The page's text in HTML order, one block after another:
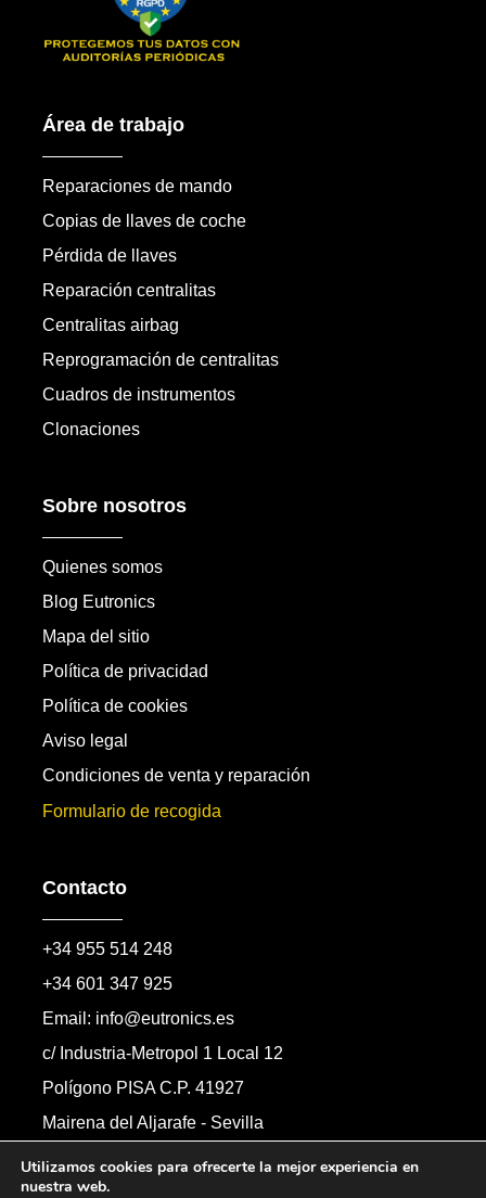
Área de trabajo
Reparaciones de mando
Copias de llaves de coche
Pérdida de llaves
Reparación centralitas
Centralitas airbag
Reprogramación de centralitas
Cuadros de instrumentos
Clonaciones
Sobre nosotros
Quienes somos
Blog Eutronics
Mapa del sitio
Política de privacidad
Política de cookies
Aviso legal
Condiciones de venta y reparación
Formulario de recogida
Contacto
+34 955 514 248
+34 601 347 925
Email: info@eutronics.es
c/ Industria-Metropol 1 Local 12
Polígono PISA C.P. 41927
Mairena del Aljarafe - Sevilla
Formulario de contacto
Utilizamos cookies para ofrecerte la mejor experiencia en
nuestra web.